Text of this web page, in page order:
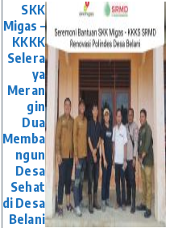
SKK
Migas –
KKKK
Selera
ya
Meran
gin
Dua
Memba
ngun
Desa
Sehat
di Desa
Belani